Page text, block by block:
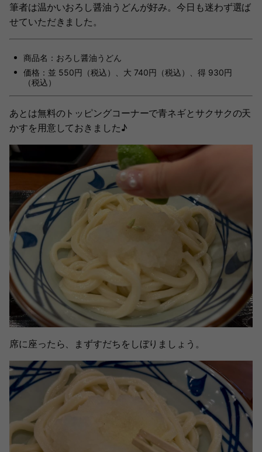
筆者は温かいおろし醤油うどんが好み。今日も迷わず選ば
せていただきました。
商品名：おろし醤油うどん
価格：並 550円（税込）、大 740円（税込）、得 930円
（税込）
あとは無料のトッピングコーナーで青ネギとサクサクの天
かすを用意しておきました♪
席に座ったら、まずすだちをしぼりましょう。